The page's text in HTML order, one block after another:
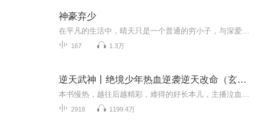
神豪弃少
167 1.3万
逆天武神丨绝境少年热血逆袭逆天改命（玄幻多人剧）
2918 1199.4万